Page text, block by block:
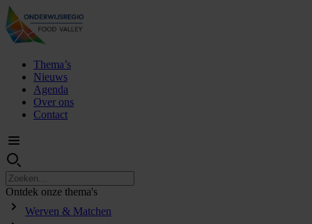
Thema’s
Nieuws
Agenda
Over ons
Contact
Ontdek onze thema's
Werven & Matchen